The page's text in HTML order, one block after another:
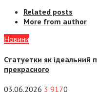
Related posts
More from author
Новини
Статуетки як ідеальний
прекрасного
03.06.2026 3 9170